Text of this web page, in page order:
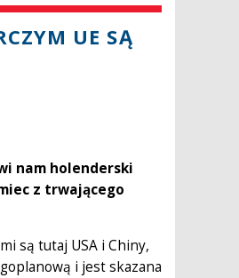
UE SĄ
nam holenderski
z trwającego
są tutaj USA i Chiny,
i jest skazana